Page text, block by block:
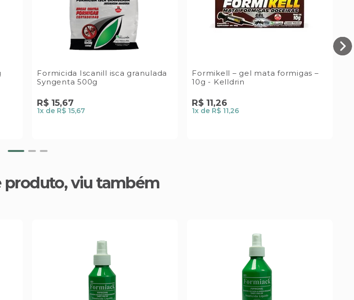
Formicida Iscanill isca granulada
Syngenta 500g
R$ 15,67
1x de R$ 15,67
Formikell – gel mata formigas –
10g - Kelldrin
R$ 11,26
1x de R$ 11,26
produto, viu também